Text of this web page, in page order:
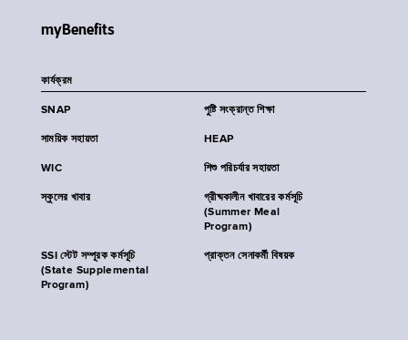
myBenefits
কার্যক্রম
SNAP পুষ্টি সংক্রান্ত শিক্ষা
সাময়িক সহায়তা HEAP
WIC শিশু পরিচর্যার সহায়তা
স্কুলের খাবার
গ্রীষ্মকালীন খাবারের কর্মসূচি
(Summer Meal
Program)
SSI স্টেট সম্পূরক কর্মসূচি
(State Supplemental
Program)
প্রাক্তন সেনাকর্মী বিষয়ক